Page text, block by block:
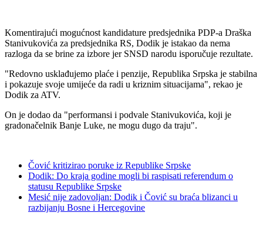
Komentirajući mogućnost kandidature predsjednika PDP-a Draška
Stanivukovića za predsjednika RS, Dodik je istakao da nema
razloga da se brine za izbore jer SNSD narodu isporučuje rezultate.
"Redovno usklađujemo plaće i penzije, Republika Srpska je stabilna
i pokazuje svoje umijeće da radi u kriznim situacijama", rekao je
Dodik za ATV.
On je dodao da "performansi i podvale Stanivukovića, koji je
gradonačelnik Banje Luke, ne mogu dugo da traju".
Čović kritizirao poruke iz Republike Srpske
Dodik: Do kraja godine mogli bi raspisati referendum o
statusu Republike Srpske
Mesić nije zadovoljan: Dodik i Čović su braća blizanci u
razbijanju Bosne i Hercegovine